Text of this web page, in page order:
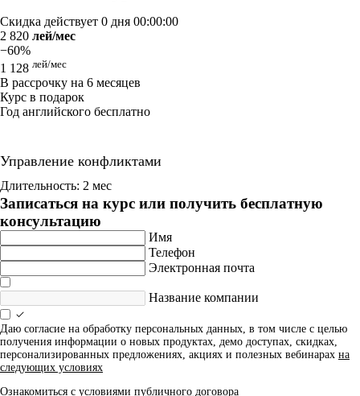
Скидка действует 0 дня 00:00:00
2 820 лей/мес
−60%
1 128 лей/мес
В рассрочку на 6 месяцев
Курс в подарок
Год английского бесплатно
Управление конфликтами
Длительность: 2 мес
Записаться на курс или получить бесплатную
консультацию
Имя
Телефон
Электронная почта
Название компании
Даю согласие на обработку персональных данных, в том числе с целью
получения информации о новых продуктах, демо доступах, скидках,
персонализированных предложениях, акциях и полезных вебинарах на
следующих условиях
Ознакомиться с условиями публичного договора